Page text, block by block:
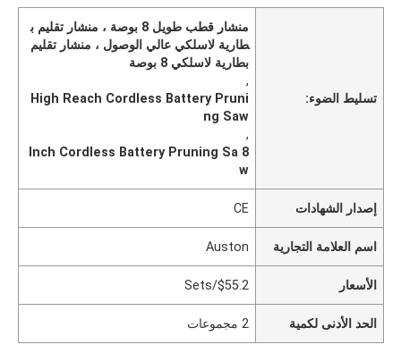
تسليط الضوء:
منشار قطب طويل 8 بوصة ، منشار تقليم ب
طارية لاسلكي عالي الوصول ، منشار تقليم
بطارية لاسلكي 8 بوصة
,
High Reach Cordless Battery Pruni
ng Saw
,
8 Inch Cordless Battery Pruning Sa
w
إصدار الشهادات CE
اسم العلامة التجارية Auston
الأسعار $55.2/Sets
الحد الأدنى لكمية 2 مجموعات